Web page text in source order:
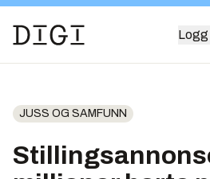
Logg
JUSS OG SAMFUNN